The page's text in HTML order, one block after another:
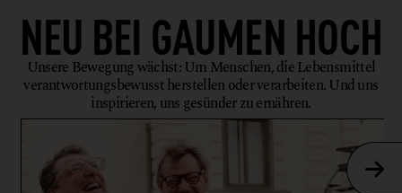
NEU BEI GAUMEN HOCH
Unsere Bewegung wächst: Um Menschen, die Lebensmittel
verantwortungsbewusst herstellen oder verarbeiten. Und uns
inspirieren, uns gesünder zu ernähren.